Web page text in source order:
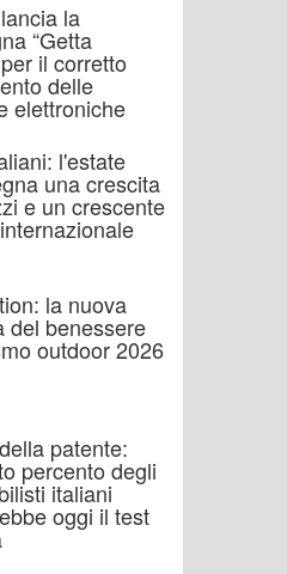
la
“Getta
il corretto
delle
elettroniche
l'estate
una crescita
e un crescente
la nuova
del benessere
outdoor 2026
patente:
percento degli
italiani
oggi il test